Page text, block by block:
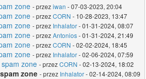
zone - przeziwan - 07-03-2023, 20:04
zone - przezCORN - 10-28-2023, 13:47
zone - przez Inhalator- 01-31-2024, 08:07
zone - przezAntonios- 01-31-2024, 21:49
zone - przezCORN - 02-02-2024, 18:45
zone - przez Inhalator- 02-06-2024, 07:59
zone - przezCORN - 02-13-2024, 18:02
zone - przez Inhalator- 02-14-2024, 08:09